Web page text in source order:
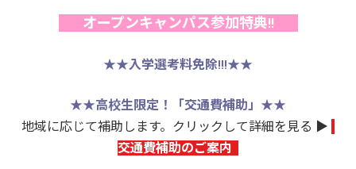
オープンキャンパス参加特典!!
★★入学選考料免除!!!★★
★★高校生限定！「交通費補助」 ★★
地域に応じて補助します。クリックして詳細を見る ▶
交通費補助のご案内